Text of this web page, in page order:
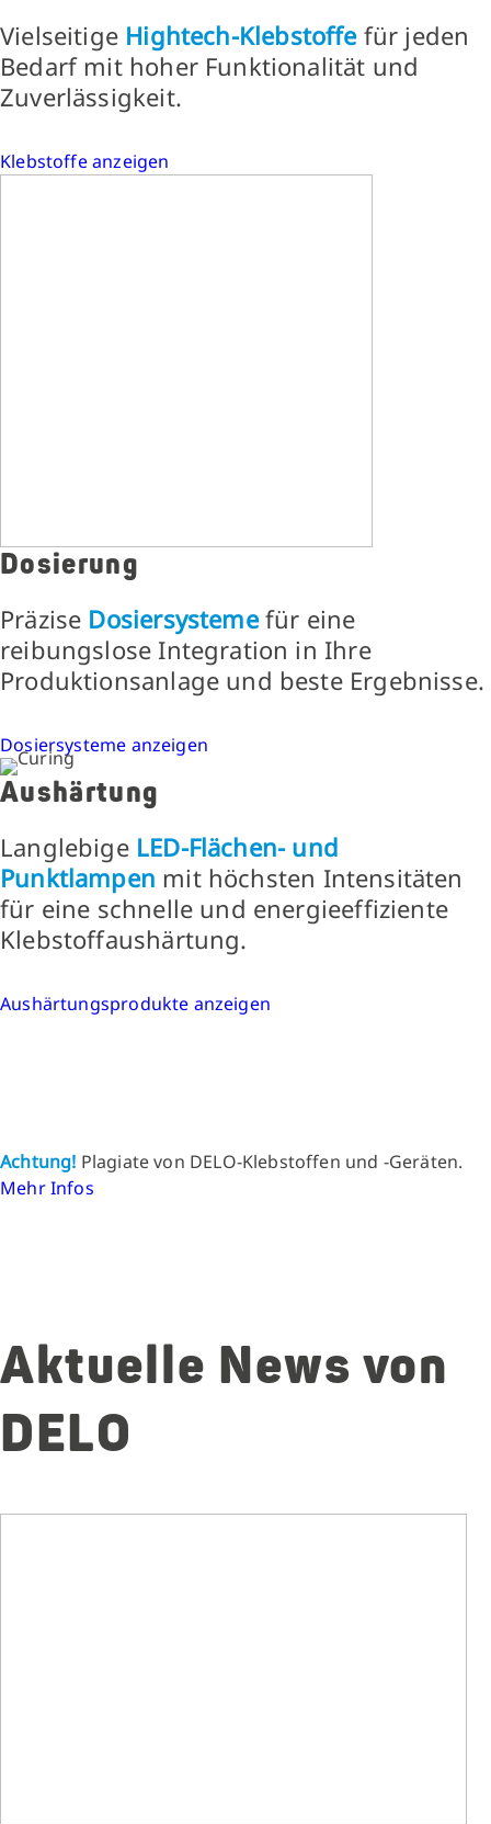
Vielseitige Hightech-Klebstoffefür jeden
Bedarf mit hoher Funktionalität und
Zuverlässigkeit.
Klebstoffe anzeigen
Dosierung
Präzise Dosiersystemefür eine
reibungslose Integration in Ihre
Produktionsanlage und beste Ergebnisse.
Dosiersysteme anzeigen
Aushärtung
Langlebige LED-Flächen- und
Punktlampen mit höchsten Intensitäten
für eine schnelle und energieeffiziente
Klebstoffaushärtung.
Aushärtungsprodukte anzeigen
Achtung! Plagiate von DELO-Klebstoffen und -Geräten.
Mehr Infos
Aktuelle News von
DELO